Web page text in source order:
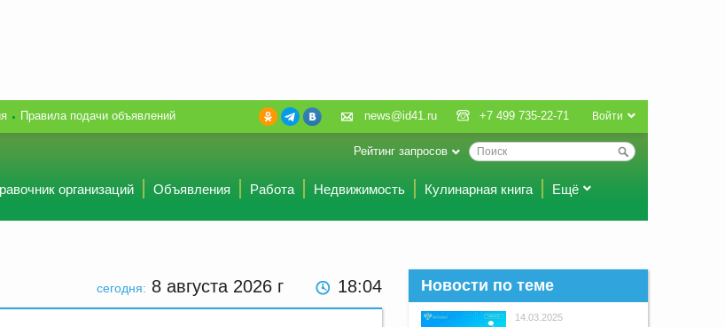
Правила подачи объявлений Войти
news@id41.ru +7 499 735-22-71
Рейтинг запросов
организаций Объявления Работа Недвижимость Кулинарная книга Ещё
сегодня: 8 августа 2026 г 18:04 Новости по теме
14.03.2025